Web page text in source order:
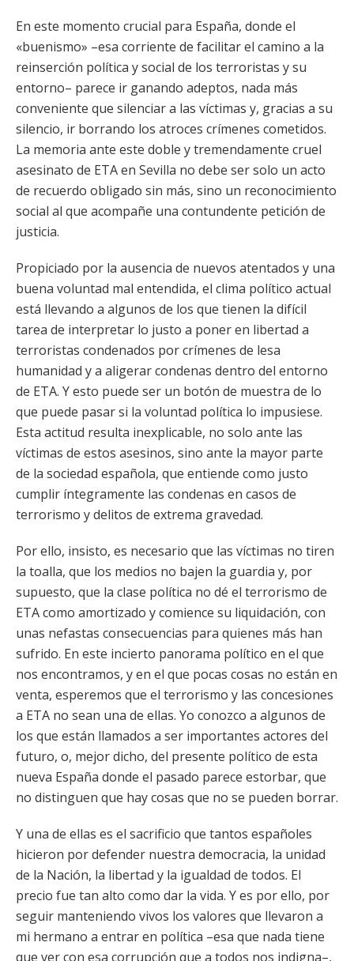
En este momento crucial para España, donde el
«buenismo» –esa corriente de facilitar el camino a la
reinserción política y social de los terroristas y su
entorno– parece ir ganando adeptos, nada más
conveniente que silenciar a las víctimas y, gracias a su
silencio, ir borrando los atroces crímenes cometidos.
La memoria ante este doble y tremendamente cruel
asesinato de ETA en Sevilla no debe ser solo un acto
de recuerdo obligado sin más, sino un reconocimiento
social al que acompañe una contundente petición de
justicia.
Propiciado por la ausencia de nuevos atentados y una
buena voluntad mal entendida, el clima político actual
está llevando a algunos de los que tienen la difícil
tarea de interpretar lo justo a poner en libertad a
terroristas condenados por crímenes de lesa
humanidad y a aligerar condenas dentro del entorno
de ETA. Y esto puede ser un botón de muestra de lo
que puede pasar si la voluntad política lo impusiese.
Esta actitud resulta inexplicable, no solo ante las
víctimas de estos asesinos, sino ante la mayor parte
de la sociedad española, que entiende como justo
cumplir íntegramente las condenas en casos de
terrorismo y delitos de extrema gravedad.
Por ello, insisto, es necesario que las víctimas no tiren
la toalla, que los medios no bajen la guardia y, por
supuesto, que la clase política no dé el terrorismo de
ETA como amortizado y comience su liquidación, con
unas nefastas consecuencias para quienes más han
sufrido. En este incierto panorama político en el que
nos encontramos, y en el que pocas cosas no están en
venta, esperemos que el terrorismo y las concesiones
a ETA no sean una de ellas. Yo conozco a algunos de
los que están llamados a ser importantes actores del
futuro, o, mejor dicho, del presente político de esta
nueva España donde el pasado parece estorbar, que
no distinguen que hay cosas que no se pueden borrar.
Y una de ellas es el sacrificio que tantos españoles
hicieron por defender nuestra democracia, la unidad
de la Nación, la libertad y la igualdad de todos. El
precio fue tan alto como dar la vida. Y es por ello, por
seguir manteniendo vivos los valores que llevaron a
mi hermano a entrar en política –esa que nada tiene
que ver con esa corrupción que a todos nos indigna–,